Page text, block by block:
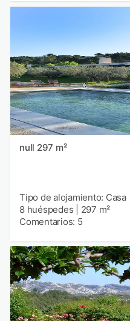
null 297 m²
Tipo de alojamiento: Casa
8 huéspedes
297 m²
Comentarios: 5